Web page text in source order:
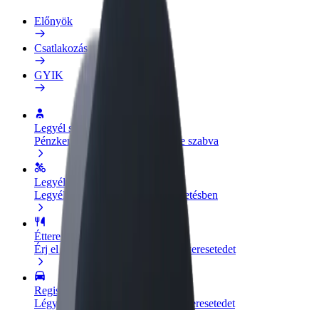
Előnyök
Csatlakozás
GYIK
Legyél sofőr
Pénzkereseti lehetőség igényeidre szabva
Legyél futár
Legyél futár és részesülj heti kifizetésben
Étterem vagy üzlet hozzáadása
Érj el több felhasználót és növeld keresetedet
Regisztrálj flottatulajdonosként
Légy Bolt flottapartner és növeld keresetedet